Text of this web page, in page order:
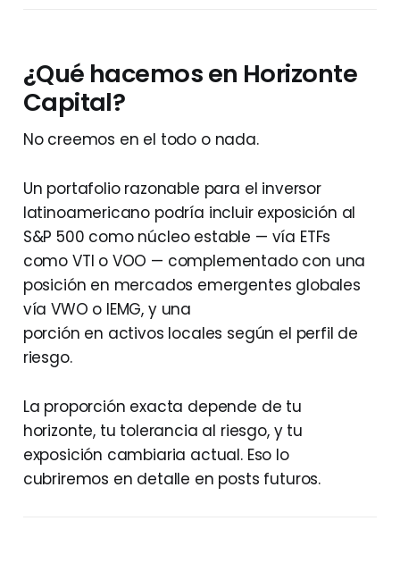
¿Qué hacemos en Horizonte
Capital?
No creemos en el todo o nada.
Un portafolio razonable para el inversor
latinoamericano podría incluir exposición al
S&P 500 como núcleo estable — vía ETFs
como VTI o VOO — complementado con una
posición en mercados emergentes globales
vía VWO o IEMG, y una
porción en activos locales según el perfil de
riesgo.
La proporción exacta depende de tu
horizonte, tu tolerancia al riesgo, y tu
exposición cambiaria actual. Eso lo
cubriremos en detalle en posts futuros.